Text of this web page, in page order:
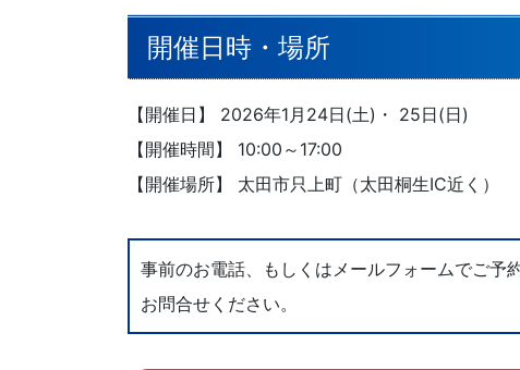
開催日時・場所
【開催日】 2026年1月24日(土)・ 25日(日)
【開催時間】 10:00～17:00
【開催場所】 太田市只上町（太田桐生IC近く）
事前のお電話、もしくはメールフォームでご予
お問合せください。